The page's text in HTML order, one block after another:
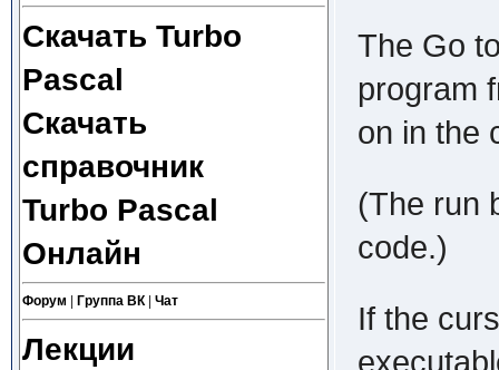
Скачать Turbo
Pascal
Скачать
справочник
Turbo Pascal
Онлайн
Форум Группа ВК| Чат
Лекции
The Go
program
on in the
(The run
code.)
If the